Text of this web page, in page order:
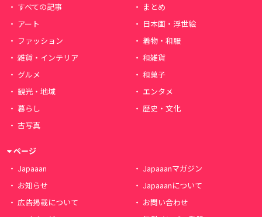
すべての記事
まとめ
アート
日本画・浮世絵
ファッション
着物・和服
雑貨・インテリア
和雑貨
グルメ
和菓子
観光・地域
エンタメ
暮らし
歴史・文化
古写真
ページ
Japaaan
Japaaanマガジン
お知らせ
Japaaanについて
広告掲載について
お問い合わせ